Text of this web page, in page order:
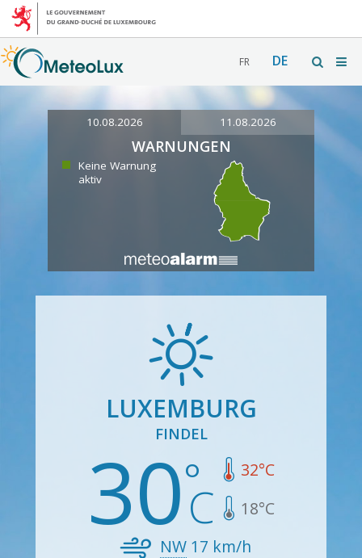
FR DE
10.08.2026 11.08.2026
WARNUNGEN
Keine Warnung
aktiv
LUXEMBURG
FINDEL
30 32°C
18°C
NW17 km/h